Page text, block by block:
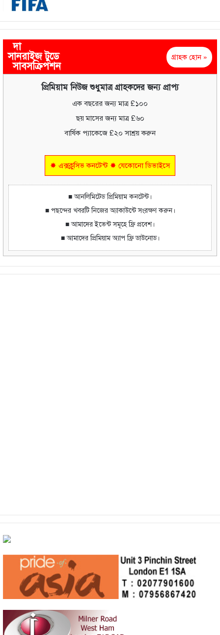
দা
সানরাইজ টুডে
সাবসক্রিপশন
গ্রাহক হোন »
প্রিমিয়াম নিউজ শুধুমাত্র গ্রাহকদের জন্য প্রাপ্য
এক বছরের জন্য মাত্র £১০০
ছয় মাসের জন্য মাত্র £৬০
বার্ষিক প্যাকেজে £২০ সাশ্রয় করুন
✸ এক্সক্লুসিভ কনটেন্ট ✸ যেকোনো ডিভাইসে
■ আনলিমিটেড প্রিমিয়াম কনটেন্ট।
■ পছন্দের খবরটি নিজের অ্যাকাউন্টে সংরক্ষণ করুন।
■ আমাদের ইভেন্ট সমূহে ফ্রি প্রবেশ।
■ আমাদের প্রিমিয়াম অ্যাপ ফ্রি ডাউনোড।